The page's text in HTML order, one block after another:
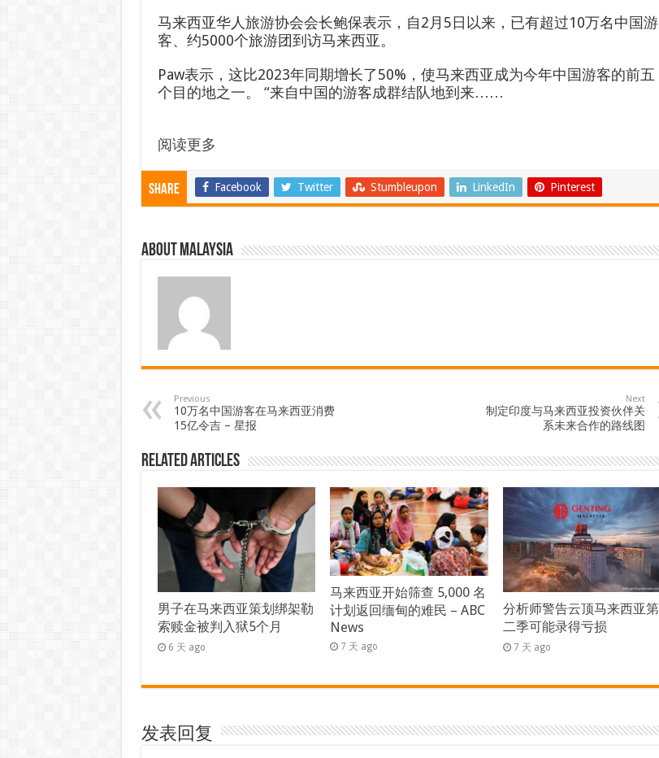
马来西亚华人旅游协会会长鲍保表示，自2月5日以来，已有超过10万名中国游
客、约5000个旅游团到访马来西亚。
Paw表示，这比2023年同期增长了50%，使马来西亚成为今年中国游客的前五
个目的地之一。 “来自中国的游客成群结队地到来……
阅读更多
Share Facebook Twitter Stumbleupon LinkedIn Pinterest
About Malaysia
Previous
10万名中国游客在马来西亚消费
15亿令吉 – 星报
Next
制定印度与马来西亚投资伙伴关
系未来合作的路线图
Related Articles
男子在马来西亚策划绑架勒
索赎金被判入狱5个月
6 天 ago
马来西亚开始筛查 5,000 名
计划返回缅甸的难民 – ABC
News
7 天 ago
分析师警告云顶马来西亚第
二季可能录得亏损
7 天 ago
发表回复